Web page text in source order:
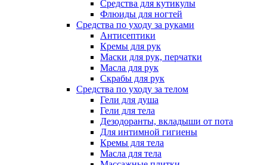
Средства для кутикулы
Флюиды для ногтей
Средства по уходу за руками
Антисептики
Кремы для рук
Маски для рук, перчатки
Масла для рук
Скрабы для рук
Средства по уходу за телом
Гели для душа
Гели для тела
Дезодоранты, вкладыши от пота
Для интимной гигиены
Кремы для тела
Масла для тела